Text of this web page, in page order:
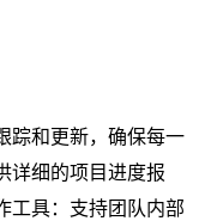
踪和更新，确保每一
详细的项目进度报
工具：支持团队内部